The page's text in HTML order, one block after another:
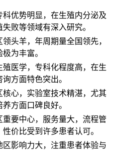
科优势明显，在生殖内分泌及
失败等领域有深入研究。
领头羊，年周期量全国领先，
极为丰富。
殖医学，专科化程度高，在生
方面特色突出。
核心，实验室技术精湛，尤其
方面口碑良好。
重要中心，服务量大，流程管
价比受到许多患者认可。
区影响力大，注重患者体验与